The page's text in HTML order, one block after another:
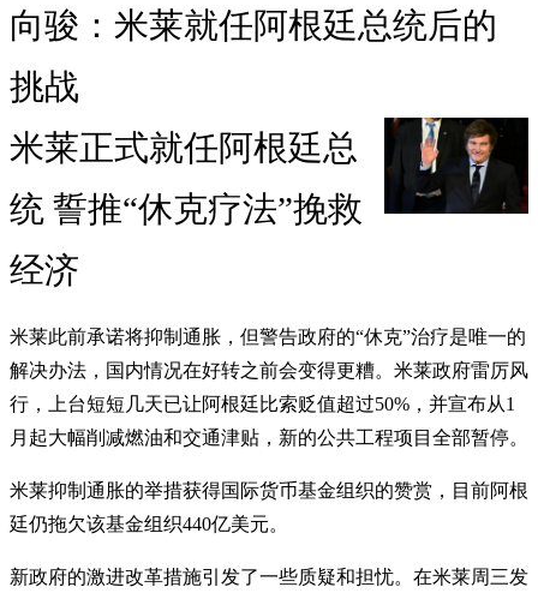
向骏：米莱就任阿根廷总统后的
挑战
米莱正式就任阿根廷总
统 誓推“休克疗法”挽救
经济
米莱此前承诺将抑制通胀，但警告政府的“休克”治疗是唯一的
解决办法，国内情况在好转之前会变得更糟。米莱政府雷厉风
行，上台短短几天已让阿根廷比索贬值超过50%，并宣布从1
月起大幅削减燃油和交通津贴，新的公共工程项目全部暂停。
米莱抑制通胀的举措获得国际货币基金组织的赞赏，目前阿根
廷仍拖欠该基金组织440亿美元。
新政府的激进改革措施引发了一些质疑和担忧。在米莱周三发